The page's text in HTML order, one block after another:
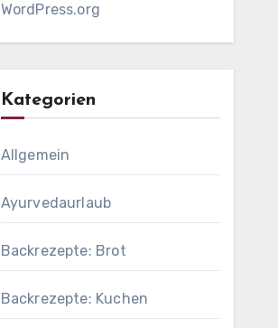
WordPress.org
Kategorien
Allgemein
Ayurvedaurlaub
Backrezepte: Brot
Backrezepte: Kuchen